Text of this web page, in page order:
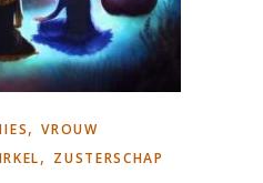
,VROUW
, ZUSTERSCHAP